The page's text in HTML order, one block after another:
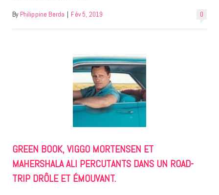
0
By Philippine Berda | Fév 5, 2019
GREEN BOOK, VIGGO MORTENSEN ET
MAHERSHALA ALI PERCUTANTS DANS UN ROAD-
TRIP DRÔLE ET ÉMOUVANT.